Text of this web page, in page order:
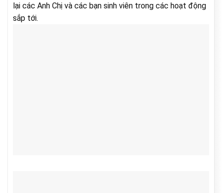
lại các Anh Chị và các bạn sinh viên trong các hoạt động
sắp tới.